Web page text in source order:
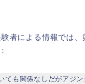
者による情報では、
ても関係なしだがアジ